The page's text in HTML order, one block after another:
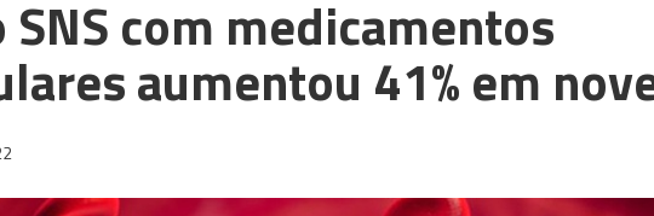
SNS com medicamentos
aumentou 41% em